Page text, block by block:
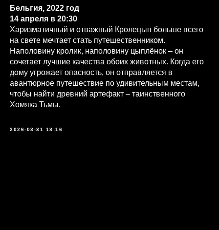
Бельгия, 2022 год
14 апреля в 20:30
Харизматичный и отважный Кролецып больше всего
на свете мечтает стать путешественником.
Наполовину кролик, наполовину цыплёнок – он
сочетает лучшие качества обоих животных. Когда его
дому угрожает опасность, он отправляется в
авантюрное путешествие по удивительным местам,
чтобы найти древний артефакт – таинственного
Хомяка Тьмы.
2026-03-31 18:16